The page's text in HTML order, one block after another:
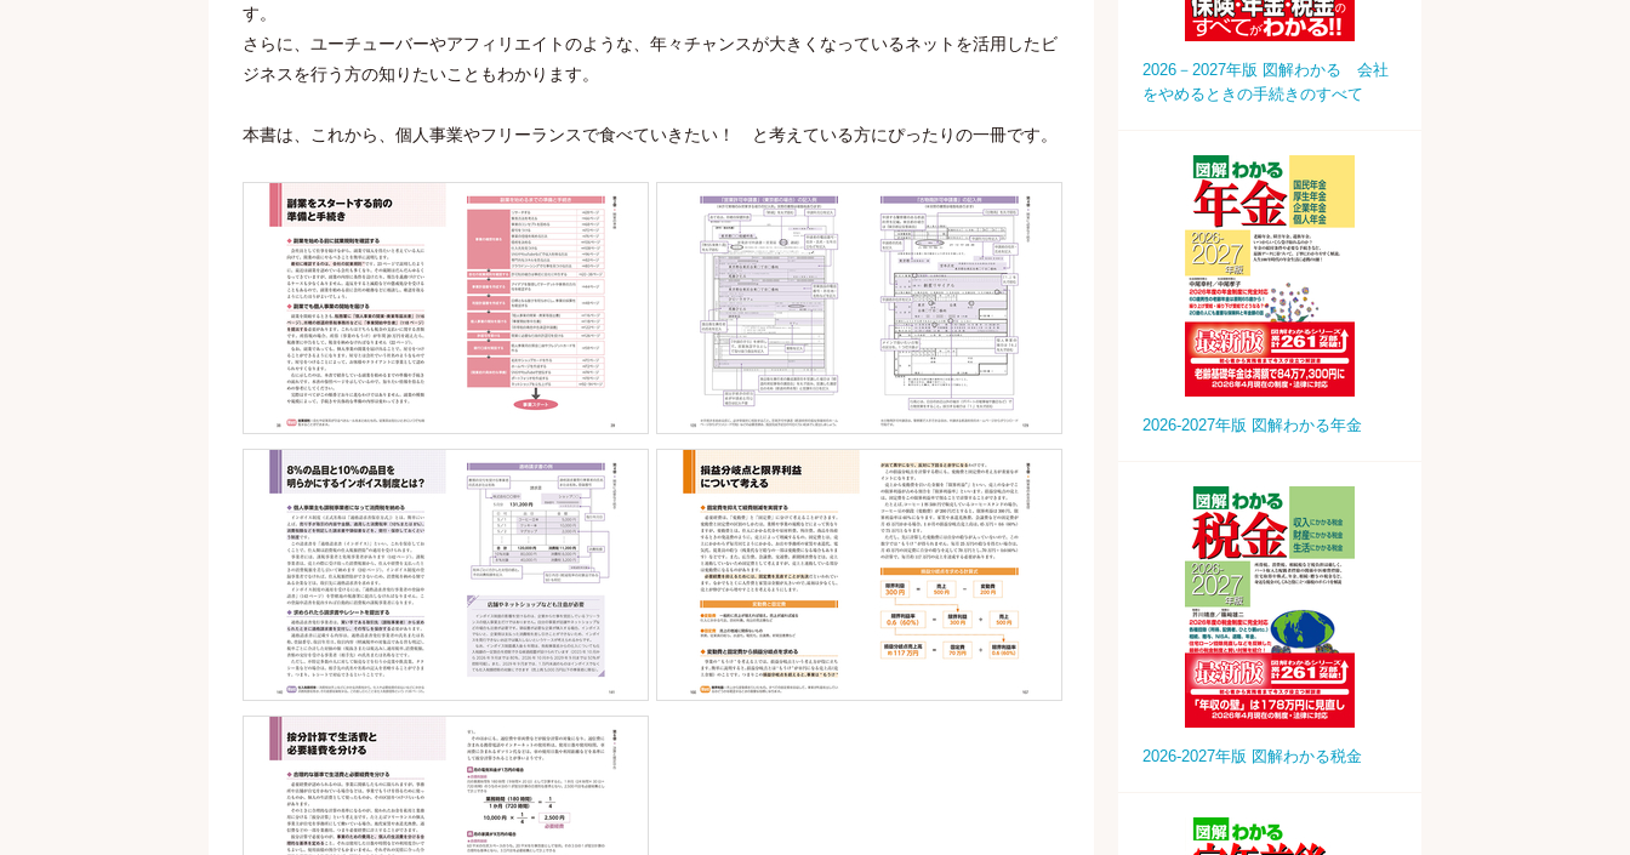
す。
さらに、ユーチューバーやアフィリエイトのような、年々チャンスが大きくなっているネットを活用したビ
ジネスを行う方の知りたいこともわかります。
本書は、これから、個人事業やフリーランスで食べていきたい！ と考えている方にぴったりの一冊です。
2026－2027年版 図解わかる 会社
をやめるときの手続きのすべて
2026-2027年版 図解わかる年金
2026-2027年版 図解わかる税金